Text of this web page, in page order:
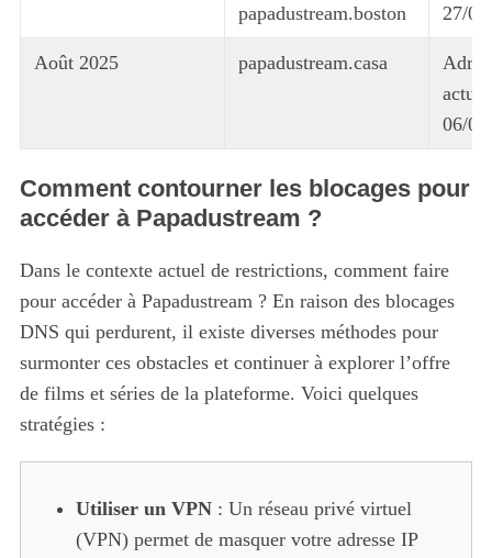
papadustream.boston
27/
Août 2025 papadustream.casa
06/
Comment contourner les blocages pour
accéder à Papadustream ?
Dans le contexte actuel de restrictions, comment faire
pour accéder à Papadustream ? En raison des blocages
DNS qui perdurent, il existe diverses méthodes pour
surmonter ces obstacles et continuer à explorer l’offre
de films et séries de la plateforme. Voici quelques
stratégies :
Utiliser un VPN: Un réseau privé virtuel
(VPN) permet de masquer votre adresse IP